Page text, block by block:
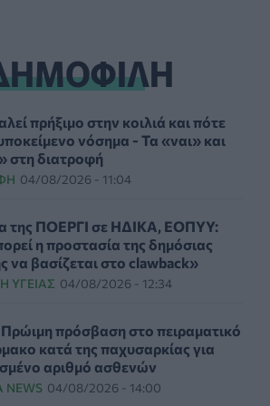
στον ΕΟΦ για την ομαλή
06/08/2026 - 13:54
το χαμένο βάρος; Ο
08/2026 - 13:00
από το Υπουργείο Υγείας
δεσμεύεται για νέες
06/08/2026 - 12:32
άνοδος στις πωλήσεις των
της για την απώλεια
πρήξιμο στην κοιλιά και πότε
νόσημα - Τα «ναι» και
στη διατροφή
04/08/2026 - 11:04
της ΠΟΕΡΓΙ σε ΗΔΙΚΑ, ΕΟΠΥΥ:
η προστασία της δημόσιας
να βασίζεται στο clawback»
ΥΓΕΊΑΣ 04/08/2026 - 12:34
πρόσβαση στο πειραματικό
κατά της παχυσαρκίας για
αριθμό ασθενών
NEWS 04/08/2026 - 14:00